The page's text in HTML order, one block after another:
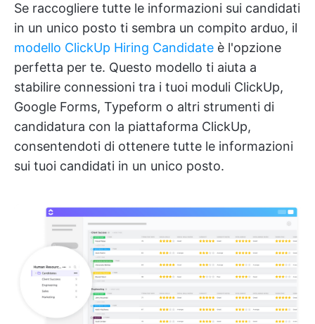
Se raccogliere tutte le informazioni sui candidati
in un unico posto ti sembra un compito arduo, il
modello ClickUp Hiring Candidate è l'opzione
perfetta per te. Questo modello ti aiuta a
stabilire connessioni tra i tuoi moduli ClickUp,
Google Forms, Typeform o altri strumenti di
candidatura con la piattaforma ClickUp,
consentendoti di ottenere tutte le informazioni
sui tuoi candidati in un unico posto.